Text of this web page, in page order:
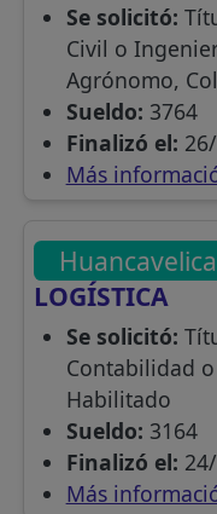
Se solicitó:
Civil o
Agrónomo,
Sueldo: 3764
Finalizó el:
Más
Huancavelica
LOGÍSTICA
Se solicitó:
Contabilidad
Habilitado
Sueldo: 3164
Finalizó el:
Más